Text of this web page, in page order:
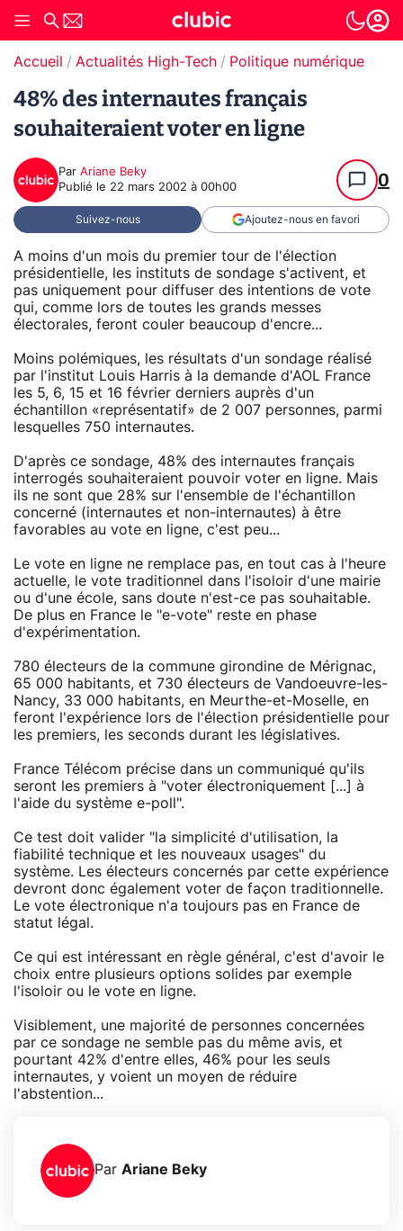
Accueil Actualités High-Tech Politique numérique
48% des internautes français
souhaiteraient voter en ligne
Par Ariane Beky
Publié le 22 mars 2002 à 00h00 0
Suivez-nous Ajoutez-nous en favori
A moins d'un mois du premier tour de l'élection
présidentielle, les instituts de sondage s'activent, et
pas uniquement pour diffuser des intentions de vote
qui, comme lors de toutes les grands messes
électorales, feront couler beaucoup d'encre...
Moins polémiques, les résultats d'un sondage réalisé
par l'institut Louis Harris à la demande d'AOL France
les 5, 6, 15 et 16 février derniers auprès d'un
échantillon «représentatif» de 2 007 personnes, parmi
lesquelles 750 internautes.
D'après ce sondage, 48% des internautes français
interrogés souhaiteraient pouvoir voter en ligne. Mais
ils ne sont que 28% sur l'ensemble de l'échantillon
concerné (internautes et non-internautes) à être
favorables au vote en ligne, c'est peu...
Le vote en ligne ne remplace pas, en tout cas à l'heure
actuelle, le vote traditionnel dans l'isoloir d'une mairie
ou d'une école, sans doute n'est-ce pas souhaitable.
De plus en France le "e-vote" reste en phase
d'expérimentation.
780 électeurs de la commune girondine de Mérignac,
65 000 habitants, et 730 électeurs de Vandoeuvre-les-
Nancy, 33 000 habitants, en Meurthe-et-Moselle, en
feront l'expérience lors de l'élection présidentielle pour
les premiers, les seconds durant les législatives.
France Télécom précise dans un communiqué qu'ils
seront les premiers à "voter électroniquement [...] à
l'aide du système e-poll".
Ce test doit valider "la simplicité d'utilisation, la
fiabilité technique et les nouveaux usages" du
système. Les électeurs concernés par cette expérience
devront donc également voter de façon traditionnelle.
Le vote électronique n'a toujours pas en France de
statut légal.
Ce qui est intéressant en règle général, c'est d'avoir le
choix entre plusieurs options solides par exemple
l'isoloir ou le vote en ligne.
Visiblement, une majorité de personnes concernées
par ce sondage ne semble pas du même avis, et
pourtant 42% d'entre elles, 46% pour les seuls
internautes, y voient un moyen de réduire
l'abstention...
Par Ariane Beky